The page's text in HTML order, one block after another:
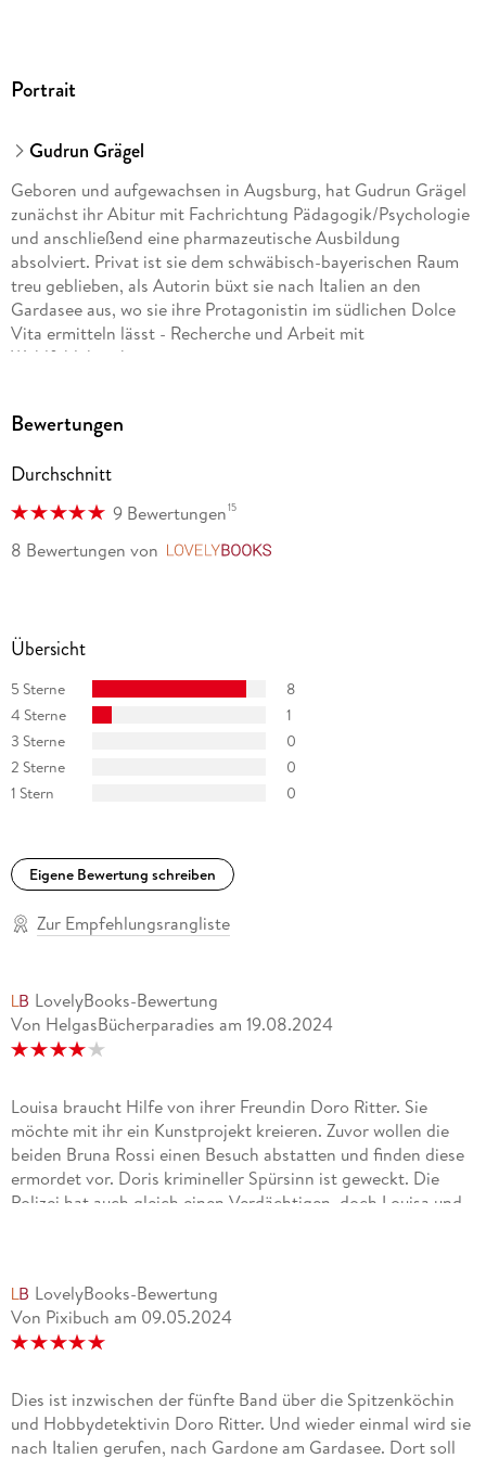
Portrait
Gudrun Grägel
Geboren und aufgewachsen in Augsburg, hat Gudrun Grägel
zunächst ihr Abitur mit Fachrichtung Pädagogik/Psychologie
und anschließend eine pharmazeutische Ausbildung
absolviert. Privat ist sie dem schwäbisch-bayerischen Raum
treu geblieben, als Autorin büxt sie nach Italien an den
Gardasee aus, wo sie ihre Protagonistin im südlichen Dolce
Vita ermitteln lässt - Recherche und Arbeit mit
Wohlfühlcharakter.
bereits zum fünften Mal auf Mördersuche an den Lago di
zu.
Seit drei Jahren ist die Autorin Mitglied der »Mörderischen
Schwestern«.
Bewertungen
Durchschnitt
9 Bewertungen15
8 Bewertungen von
Übersicht
5 Sterne
8
4 Sterne
1
3 Sterne
0
2 Sterne
0
1 Stern
0
Eigene Bewertung schreiben
Zur Empfehlungsrangliste
LovelyBooks-Bewertung
Von HelgasBücherparadies am 19.08.2024
Louisa braucht Hilfe von ihrer Freundin Doro Ritter. Sie
möchte mit ihr ein Kunstprojekt kreieren. Zuvor wollen die
beiden Bruna Rossi einen Besuch abstatten und finden diese
ermordet vor. Doris krimineller Spürsinn ist geweckt. Die
Polizei hat auch gleich einen Verdächtigen, doch Louisa und
Doro in einen Mordfall am Gardasee verwickelt. Sie kann es
einfach nicht lassen, sich nicht einzumischen. Es gibt aber
auch einen Verdächtigen zu entlasten. Das Ganze spielt am
begeben. Doro und Louisa haben so viel mit dem Mordfall zu
tun, da rückt Louisas Auftrag gänzlich in den
Hintergrund. Hier stehen die Ermittlungen im
LovelyBooks-Bewertung
Von Pixibuch am 09.05.2024
Dies ist inzwischen der fünfte Band über die Spitzenköchin
und Hobbydetektivin Doro Ritter. Und wieder einmal wird sie
nach Italien gerufen, nach Gardone am Gardasee. Dort soll